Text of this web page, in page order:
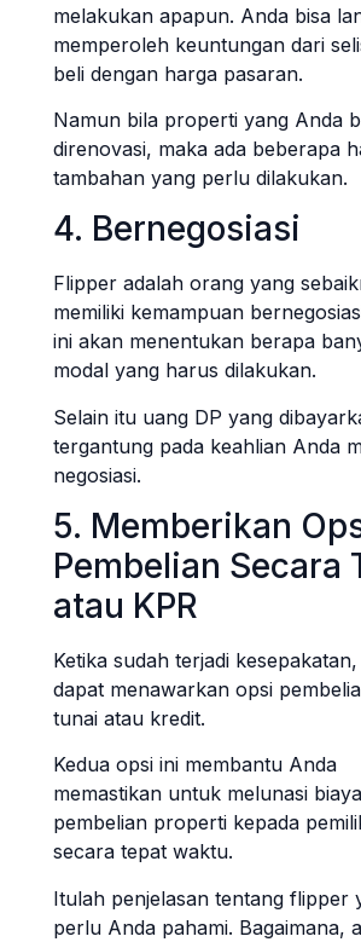
melakukan apapun. Anda bisa
memperoleh keuntungan dari
beli dengan harga pasaran.
Namun bila properti yang Anda
direnovasi, maka ada beberapa
tambahan yang perlu dilakukan.
4. Bernegosiasi
Flipper adalah orang yang
memiliki kemampuan
ini akan menentukan berapa
modal yang harus dilakukan.
Selain itu uang DP yang
tergantung pada keahlian Anda
negosiasi.
5. Memberikan
Pembelian Secara
atau KPR
Ketika sudah terjadi
dapat menawarkan opsi
tunai atau kredit.
Kedua opsi ini membantu Anda
memastikan untuk melunasi biaya
pembelian properti kepada
secara tepat waktu.
Itulah penjelasan tentang flipper
perlu Anda pahami. Bagaimana,